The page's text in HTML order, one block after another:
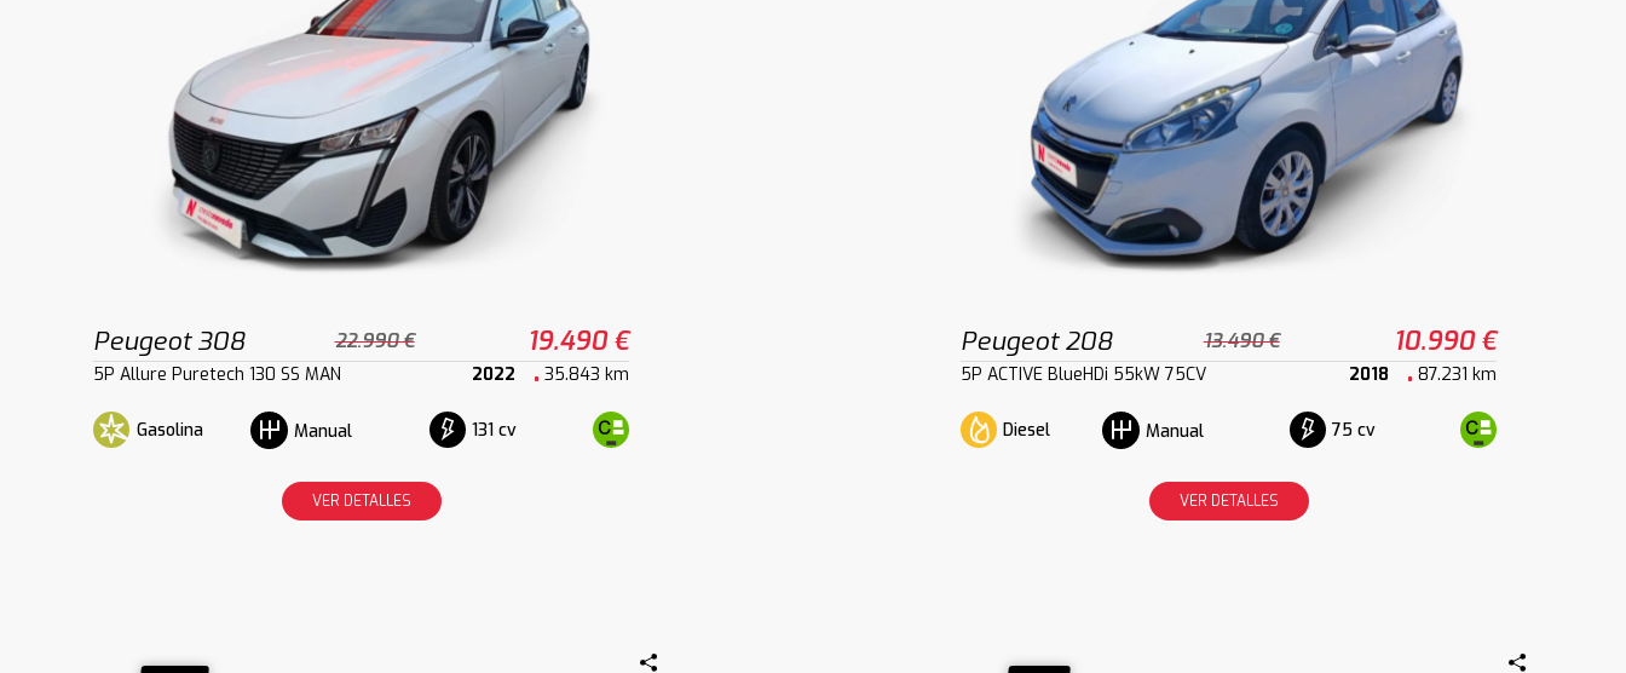
Peugeot 308 22.990 € 19.490 €
5P Allure Puretech 130 SS MAN 2022 35.843 km
Gasolina Manual 131 cv
VER DETALLES
Peugeot 208 13.490 € 10.990 €
5P ACTIVE BlueHDi 55kW 75CV 2018 87.231 km
Diesel Manual 75 cv
VER DETALLES